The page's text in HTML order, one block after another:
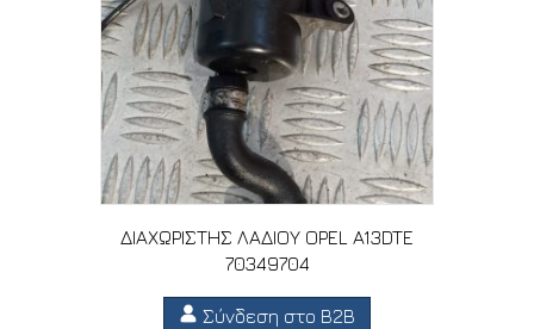
ΔΙΑΧΩΡΙΣΤΗΣ ΛΑΔΙΟΥ OPEL A13DTE
70349704
Σύνδεση στο B2B